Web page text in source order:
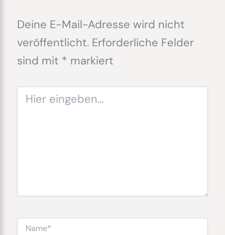
Deine E-Mail-Adresse wird nicht
veröffentlicht. Erforderliche Felder
sind mit * markiert
eingeben…